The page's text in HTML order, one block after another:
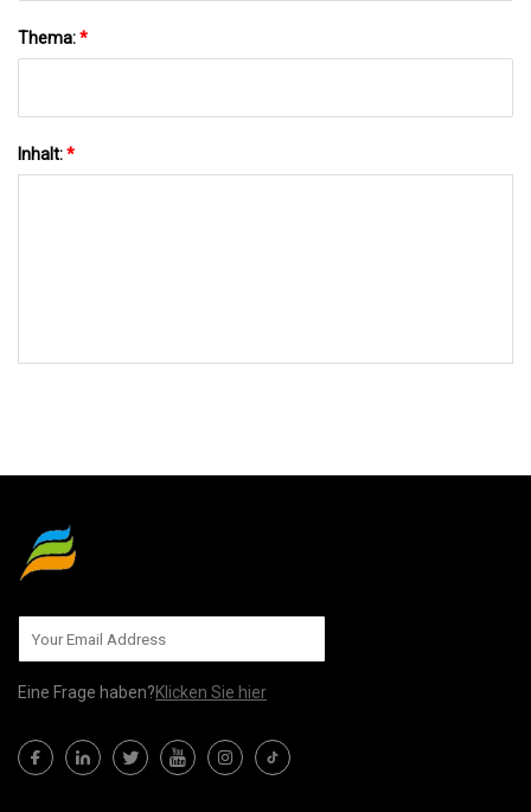
Thema:*
Inhalt:*
Eine Frage haben?Klicken Sie hier